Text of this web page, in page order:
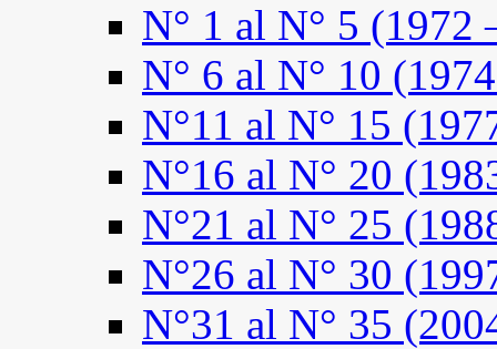
N° 1 al N° 5 (1972
N° 6 al N° 10
N°11 al N° 15
N°16 al N° 20
N°21 al N° 25
N°26 al N° 30
N°31 al N° 35